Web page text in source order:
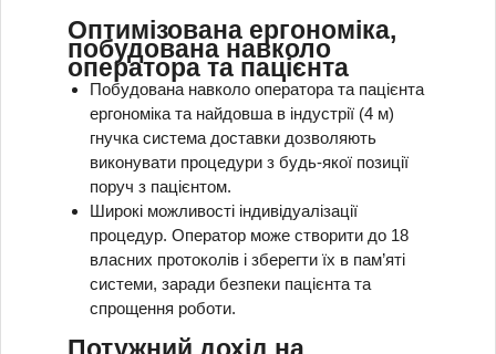
Оптимізована ергономіка,
побудована навколо
оператора та пацієнта
Побудована навколо оператора та пацієнта
ергономіка та найдовша в індустрії (4 м)
гнучка система доставки дозволяють
виконувати процедури з будь-якої позиції
поруч з пацієнтом.
Широкі можливості індивідуалізації
процедур. Оператор може створити до 18
власних протоколів і зберегти їх в пам’яті
системи, заради безпеки пацієнта та
спрощення роботи.